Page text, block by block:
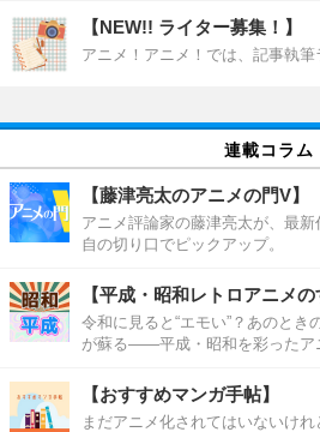
【NEW!! ライター募集！】
アニメ！アニメ！では、記事執筆
連載コラム
【藤津亮太のアニメの門V】
アニメ評論家の藤津亮太が、最
自の切り口でピックアップ。
【平成・昭和レトロアニメの
令和に見ると“エモい”？あのと
が蘇る――平成・昭和を彩ったア
【おすすめマンガ手帖】
まだアニメ化されてはいないけ